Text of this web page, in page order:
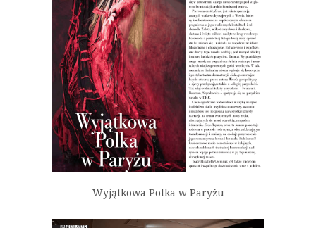
Wyjątkowa Polka w Paryżu